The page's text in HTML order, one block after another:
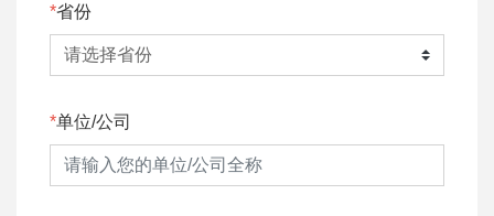
省份
单位/公司